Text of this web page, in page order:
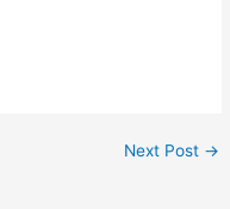
Next Post →